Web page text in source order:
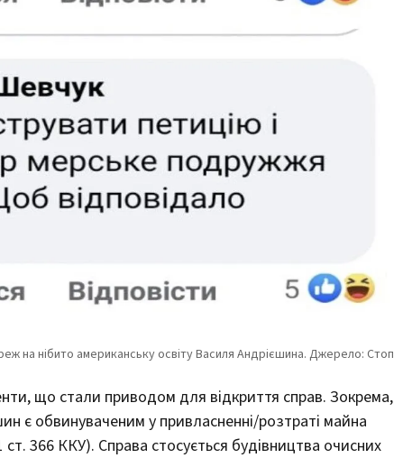
що стали приводом для відкриття справ. Зокрема,
є обвинуваченим у привласненні/розтраті майна
366 ККУ). Справа стосується будівництва очисних